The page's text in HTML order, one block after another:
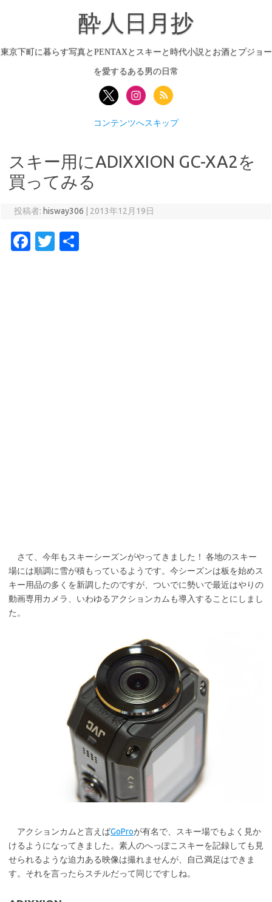
酔人日月抄
東京下町に暮らす写真とPENTAXとスキーと時代小説とお酒とプジョー
を愛するある男の日常
コンテンツへスキップ
スキー用にADIXXION GC-XA2を
買ってみる
投稿者: hisway306 2013年12月19日
Fa
T
さて、今年もスキーシーズンがやってきました！ 各地のスキー
場には順調に雪が積もっているようです。今シーズンは板を始めス
キー用品の多くを新調したのですが、ついでに勢いで最近はやりの
動画専用カメラ、いわゆるアクションカムも導入することにしまし
た。
アクションカムと言えばGoProが有名で、スキー場でもよく見か
けるようになってきました。素人のへっぽこスキーを記録しても見
せられるような迫力ある映像は撮れませんが、自己満足はできま
す。それを言ったらスチルだって同じですしね。